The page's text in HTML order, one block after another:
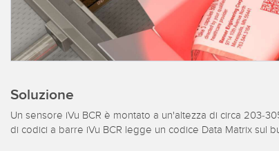
NUOVI PRODOTTI
ACCESSORI
TECNOLOGIE
RILEVAMENTO VEICOLI
MANUTENZIONE
PREDITTIVA
Soluzione
Un sensore iVu BCR è montato a un'altezza di circa 203-
di codici a barre iVu BCR legge un codice Data Matrix